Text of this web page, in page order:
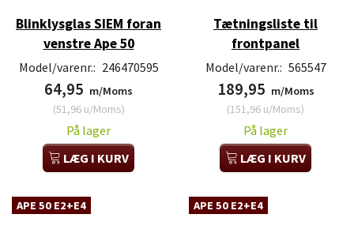
Blinklysglas SIEM foran
venstre Ape 50
Model/varenr.: 246470595
64,95 m/Moms
(51,96u/Moms)
På lager
LÆG I KURV
Tætningsliste til
frontpanel
Model/varenr.: 565547
189,95 m/Moms
(151,96 u/Moms)
På lager
LÆG I KURV
APE 50 E2+E4 APE 50 E2+E4